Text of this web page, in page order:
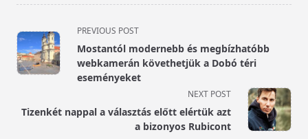
<span
class="nav-
subtitle
screen-
text">Page</span>
PREVIOUS POST
Mostantól modernebb és megbízhatóbb
webkamerán követhetjük a Dobó téri
eseményeket
NEXT POST
Tizenkét nappal a választás előtt elértük azt
a bizonyos Rubicont